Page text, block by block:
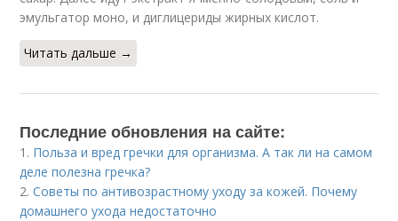
эмульгатор моно, и диглицериды жирных кислот.
Читать дальше →
Последние обновления на сайте:
1. Польза и вред гречки для организма. А так ли на самом
деле полезна гречка?
2.Советы по антивозрастному уходу за кожей. Почему
домашнего ухода недостаточно